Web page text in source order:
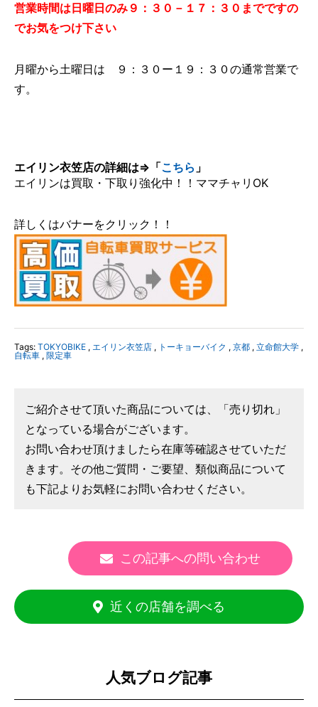
営業時間は日曜日のみ９：３０－１７：３０までですの
でお気をつけ下さい
月曜から土曜日は ９：３０ー１９：３０の通常営業で
す。
エイリン衣笠店の詳細は⇒「こちら 」
エイリンは買取・下取り強化中！！ママチャリOK
詳しくはバナーをクリック！！
Tags: TOKYOBIKE , エイリン衣笠店 , トーキョーバイク , 京都 , 立命館大学 ,
自転車 , 限定車
ご紹介させて頂いた商品については、「売り切れ」
となっている場合がございます。
お問い合わせ頂けましたら在庫等確認させていただ
きます。その他ご質問・ご要望、類似商品について
も下記よりお気軽にお問い合わせください。
この記事への問い合わせ
近くの店舗を調べる
人気ブログ記事